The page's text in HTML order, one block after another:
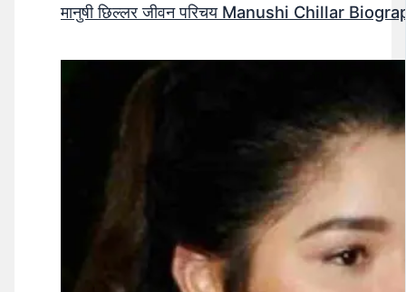
मानुषी छिल्लर जीवन परिचय Manushi Chillar